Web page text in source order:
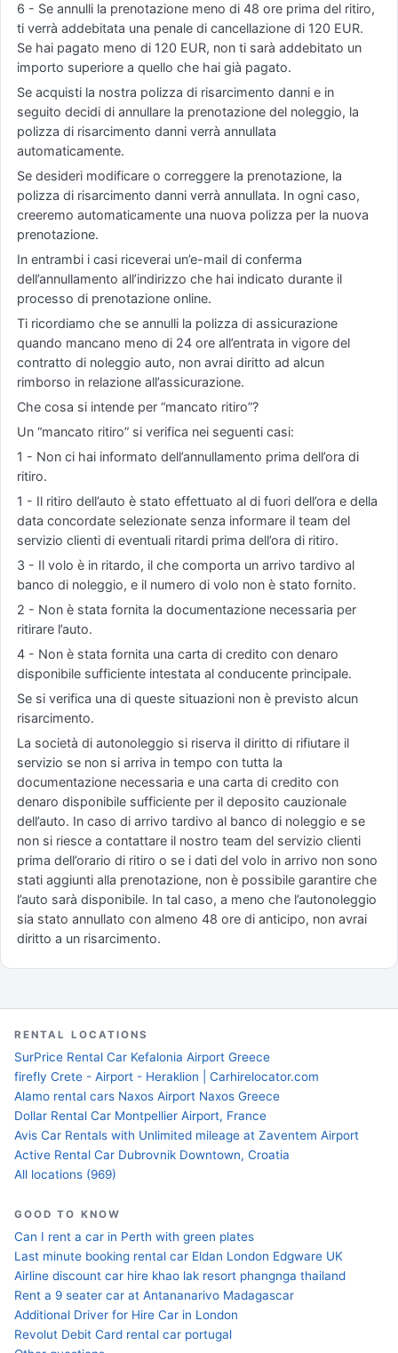
6 - Se annulli la prenotazione meno di 48 ore prima del ritiro,
ti verrà addebitata una penale di cancellazione di 120 EUR.
Se hai pagato meno di 120 EUR, non ti sarà addebitato un
importo superiore a quello che hai già pagato.
Se acquisti la nostra polizza di risarcimento danni e in
seguito decidi di annullare la prenotazione del noleggio, la
polizza di risarcimento danni verrà annullata
automaticamente.
Se desideri modificare o correggere la prenotazione, la
polizza di risarcimento danni verrà annullata. In ogni caso,
creeremo automaticamente una nuova polizza per la nuova
prenotazione.
In entrambi i casi riceverai un’e-mail di conferma
dell’annullamento all’indirizzo che hai indicato durante il
processo di prenotazione online.
Ti ricordiamo che se annulli la polizza di assicurazione
quando mancano meno di 24 ore all’entrata in vigore del
contratto di noleggio auto, non avrai diritto ad alcun
rimborso in relazione all’assicurazione.
Che cosa si intende per “mancato ritiro”?
Un “mancato ritiro” si verifica nei seguenti casi:
1 - Non ci hai informato dell’annullamento prima dell’ora di
ritiro.
1 - Il ritiro dell’auto è stato effettuato al di fuori dell’ora e della
data concordate selezionate senza informare il team del
servizio clienti di eventuali ritardi prima dell’ora di ritiro.
3 - Il volo è in ritardo, il che comporta un arrivo tardivo al
banco di noleggio, e il numero di volo non è stato fornito.
2 - Non è stata fornita la documentazione necessaria per
ritirare l’auto.
4 - Non è stata fornita una carta di credito con denaro
disponibile sufficiente intestata al conducente principale.
Se si verifica una di queste situazioni non è previsto alcun
risarcimento.
La società di autonoleggio si riserva il diritto di rifiutare il
servizio se non si arriva in tempo con tutta la
documentazione necessaria e una carta di credito con
denaro disponibile sufficiente per il deposito cauzionale
dell’auto. In caso di arrivo tardivo al banco di noleggio e se
non si riesce a contattare il nostro team del servizio clienti
prima dell’orario di ritiro o se i dati del volo in arrivo non sono
stati aggiunti alla prenotazione, non è possibile garantire che
l’auto sarà disponibile. In tal caso, a meno che l’autonoleggio
sia stato annullato con almeno 48 ore di anticipo, non avrai
diritto a un risarcimento.
RENTAL LOCATIONS
SurPrice Rental Car Kefalonia Airport Greece
firefly Crete - Airport - Heraklion | Carhirelocator.com
Alamo rental cars Naxos Airport Naxos Greece
Dollar Rental Car Montpellier Airport, France
Avis Car Rentals with Unlimited mileage at Zaventem Airport
Active Rental Car Dubrovnik Downtown, Croatia
All locations (969)
GOOD TO KNOW
Can I rent a car in Perth with green plates
Last minute booking rental car Eldan London Edgware UK
Airline discount car hire khao lak resort phangnga thailand
Rent a 9 seater car at Antananarivo Madagascar
Additional Driver for Hire Car in London
Revolut Debit Card rental car portugal